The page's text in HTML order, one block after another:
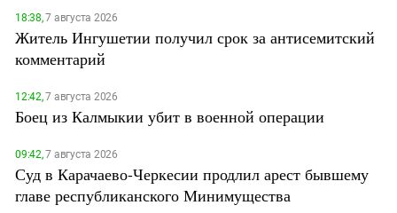
18:38,7 августа 2026
Житель Ингушетии получил срок за антисемитский
комментарий
12:42,7 августа 2026
Боец из Калмыкии убит в военной операции
09:42,7 августа 2026
Суд в Карачаево-Черкесии продлил арест бывшему
главе республиканского Минимущества